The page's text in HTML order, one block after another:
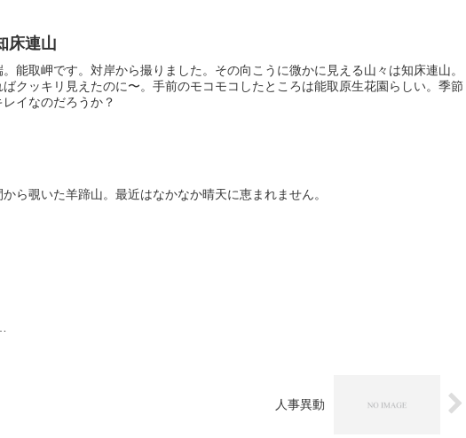
床連山
能取岬です。対岸から撮りました。その向こうに微かに見える山々は知床連山。
ばクッキリ見えたのに〜。手前のモコモコしたところは能取原生花園らしい。季節
イなのだろうか？
ら覗いた羊蹄山。最近はなかなか晴天に恵まれません。
人事異動